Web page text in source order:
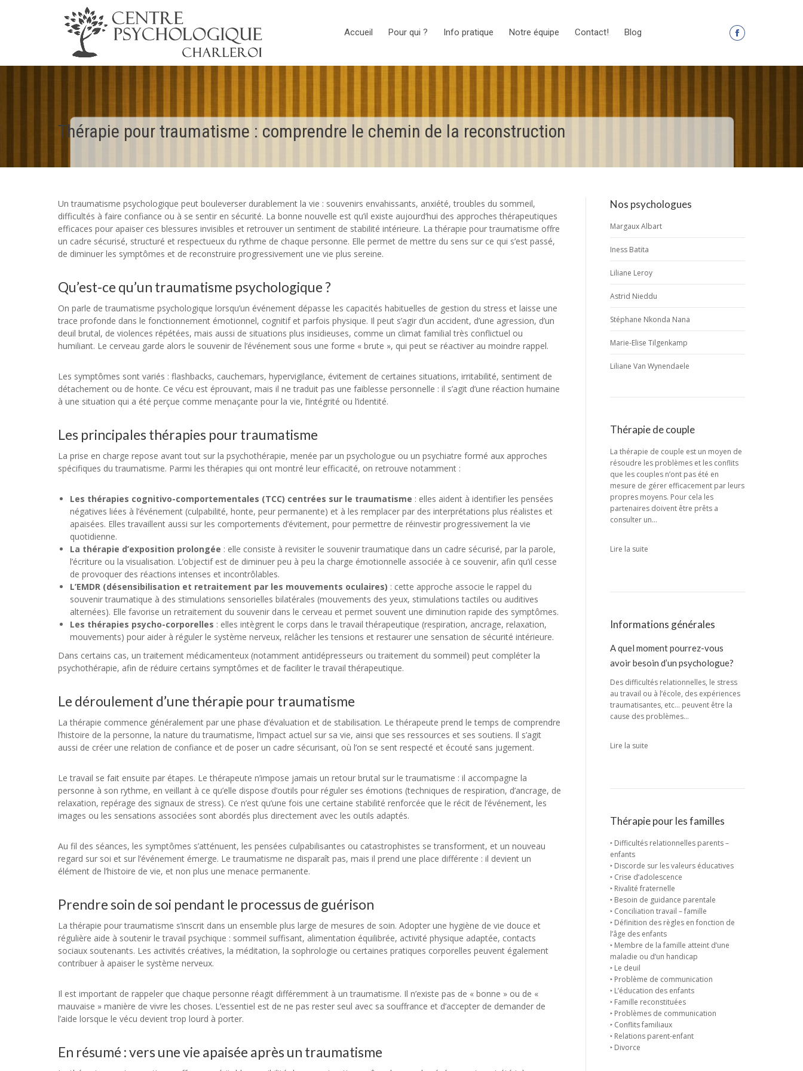
Accueil Pour qui ? Info pratique Notre équipe Contact! Blog
La
Thérapie pour traumatisme : comprendre le chemin de la reconstruction
Un traumatisme psychologique peut bouleverser durablement la vie : souvenirs envahissants, anxiété, troubles du sommeil,
difficultés à faire confiance ou à se sentir en sécurité. La bonne nouvelle est qu’il existe aujourd’hui des approches thérapeutiques
efficaces pour apaiser ces blessures invisibles et retrouver un sentiment de stabilité intérieure. La thérapie pour traumatisme offre
un cadre sécurisé, structuré et respectueux du rythme de chaque personne. Elle permet de mettre du sens sur ce qui s’est passé,
de diminuer les symptômes et de reconstruire progressivement une vie plus sereine.
Qu’est-ce qu’un traumatisme psychologique ?
On parle de traumatisme psychologique lorsqu’un événement dépasse les capacités habituelles de gestion du stress et laisse une
trace profonde dans le fonctionnement émotionnel, cognitif et parfois physique. Il peut s’agir d’un accident, d’une agression, d’un
deuil brutal, de violences répétées, mais aussi de situations plus insidieuses, comme un climat familial très conflictuel ou
humiliant. Le cerveau garde alors le souvenir de l’événement sous une forme « brute », qui peut se réactiver au moindre rappel.
Les symptômes sont variés : flashbacks, cauchemars, hypervigilance, évitement de certaines situations, irritabilité, sentiment de
détachement ou de honte. Ce vécu est éprouvant, mais il ne traduit pas une faiblesse personnelle : il s’agit d’une réaction humaine
à une situation qui a été perçue comme menaçante pour la vie, l’intégrité ou l’identité.
Les principales thérapies pour traumatisme
La prise en charge repose avant tout sur la psychothérapie, menée par un psychologue ou un psychiatre formé aux approches
spécifiques du traumatisme. Parmi les thérapies qui ont montré leur efficacité, on retrouve notamment :
Les thérapies cognitivo-comportementales (TCC) centrées sur le traumatisme : elles aident à identifier les pensées
négatives liées à l’événement (culpabilité, honte, peur permanente) et à les remplacer par des interprétations plus réalistes et
apaisées. Elles travaillent aussi sur les comportements d’évitement, pour permettre de réinvestir progressivement la vie
quotidienne.
La thérapie d’exposition prolongée : elle consiste à revisiter le souvenir traumatique dans un cadre sécurisé, par la parole,
l’écriture ou la visualisation. L’objectif est de diminuer peu à peu la charge émotionnelle associée à ce souvenir, afin qu’il cesse
de provoquer des réactions intenses et incontrôlables.
L’EMDR (désensibilisation et retraitement par les mouvements oculaires) : cette approche associe le rappel du
souvenir traumatique à des stimulations sensorielles bilatérales (mouvements des yeux, stimulations tactiles ou auditives
alternées). Elle favorise un retraitement du souvenir dans le cerveau et permet souvent une diminution rapide des symptômes.
Les thérapies psycho-corporelles : elles intègrent le corps dans le travail thérapeutique (respiration, ancrage, relaxation,
mouvements) pour aider à réguler le système nerveux, relâcher les tensions et restaurer une sensation de sécurité intérieure.
Dans certains cas, un traitement médicamenteux (notamment antidépresseurs ou traitement du sommeil) peut compléter la
psychothérapie, afin de réduire certains symptômes et de faciliter le travail thérapeutique.
Le déroulement d’une thérapie pour traumatisme
La thérapie commence généralement par une phase d’évaluation et de stabilisation. Le thérapeute prend le temps de comprendre
l’histoire de la personne, la nature du traumatisme, l’impact actuel sur sa vie, ainsi que ses ressources et ses soutiens. Il s’agit
aussi de créer une relation de confiance et de poser un cadre sécurisant, où l’on se sent respecté et écouté sans jugement.
Le travail se fait ensuite par étapes. Le thérapeute n’impose jamais un retour brutal sur le traumatisme : il accompagne la
personne à son rythme, en veillant à ce qu’elle dispose d’outils pour réguler ses émotions (techniques de respiration, d’ancrage, de
relaxation, repérage des signaux de stress). Ce n’est qu’une fois une certaine stabilité renforcée que le récit de l’événement, les
images ou les sensations associées sont abordés plus directement avec les outils adaptés.
Au fil des séances, les symptômes s’atténuent, les pensées culpabilisantes ou catastrophistes se transforment, et un nouveau
regard sur soi et sur l’événement émerge. Le traumatisme ne disparaît pas, mais il prend une place différente : il devient un
élément de l’histoire de vie, et non plus une menace permanente.
Prendre soin de soi pendant le processus de guérison
La thérapie pour traumatisme s’inscrit dans un ensemble plus large de mesures de soin. Adopter une hygiène de vie douce et
régulière aide à soutenir le travail psychique : sommeil suffisant, alimentation équilibrée, activité physique adaptée, contacts
sociaux soutenants. Les activités créatives, la méditation, la sophrologie ou certaines pratiques corporelles peuvent également
contribuer à apaiser le système nerveux.
Il est important de rappeler que chaque personne réagit différemment à un traumatisme. Il n’existe pas de « bonne » ou de «
mauvaise » manière de vivre les choses. L’essentiel est de ne pas rester seul avec sa souffrance et d’accepter de demander de
l’aide lorsque le vécu devient trop lourd à porter.
En résumé : vers une vie apaisée après un traumatisme
Nos psychologues
Margaux Albart
Iness Batita
Liliane Leroy
Astrid Nieddu
Stéphane Nkonda Nana
Marie-Elise Tilgenkamp
Liliane Van Wynendaele
Thérapie de couple
La thérapie de couple est un moyen de
résoudre les problèmes et les conflits
que les couples n’ont pas été en
mesure de gérer efficacement par leurs
propres moyens. Pour cela les
partenaires doivent être prêts a
consulter un…
Lire la suite
Informations générales
A quel moment pourrez-vous
avoir besoin d’un psychologue?
Des difficultés relationnelles, le stress
au travail ou à l’école, des expériences
traumatisantes, etc… peuvent être la
cause des problèmes…
Lire la suite
Thérapie pour les familles
‣ Difficultés relationnelles parents –
enfants
‣ Discorde sur les valeurs éducatives
‣ Crise d’adolescence
‣ Rivalité fraternelle
‣ Besoin de guidance parentale
‣ Conciliation travail – famille
‣ Définition des règles en fonction de
l’âge des enfants
‣ Membre de la famille atteint d’une
maladie ou d’un handicap
‣ Le deuil
‣ Problème de communication
‣ L’éducation des enfants
‣ Famille reconstituées
‣ Problèmes de communication
‣ Conflits familiaux
‣ Relations parent-enfant
‣ Divorce